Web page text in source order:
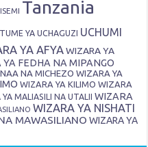
Tanzania
TUME YA UCHAGUZI UCHUMI
YA AFYA WIZARA YA
YA FEDHA NA MIPANGO
NA MICHEZO WIZARA YA
WIZARA YA KILIMO WIZARA
YA MALIASILI NA UTALII WIZARA
WIZARA YA NISHATI
MAWASILIANO WIZARA YA